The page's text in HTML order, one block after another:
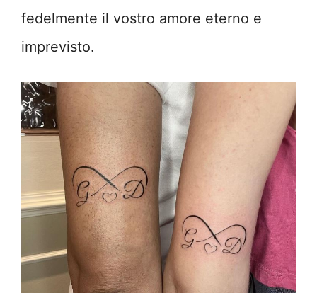
fedelmente il vostro amore eterno e
imprevisto.